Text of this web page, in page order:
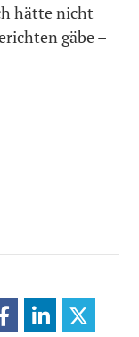
hätte nicht
gäbe –